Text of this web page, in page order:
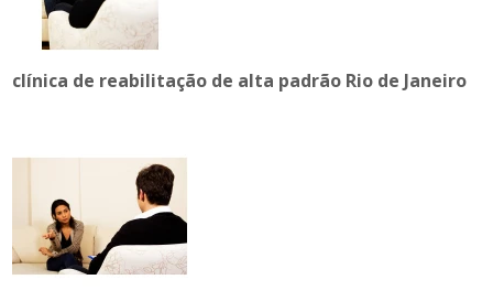
clínica de reabilitação de alta padrão Rio de Janeiro